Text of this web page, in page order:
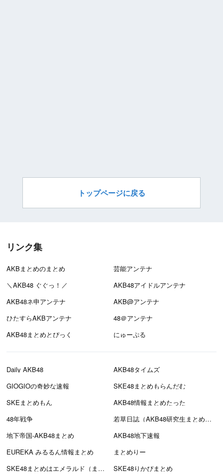
トップページに戻る
リンク集
AKBまとめのまとめ
芸能アンテナ
＼AKB48 ぐぐっ！／
AKB48アイドルアンテナ
AKB48ネ申アンテナ
AKB@アンテナ
ひたすらAKBアンテナ
48＠アンテナ
AKB48まとめとぴっく
にゅーぷる
Daily AKB48
AKB48タイムズ
GIOGIOの奇妙な速報
SKE48まとめもらんだむ
SKEまとめもん
AKB48情報まとめたった
48年戦争
若草日誌（AKB48研究生まとめブログ）
地下帝国-AKB48まとめ
AKB48地下速報
EUREKA みるるん情報まとめ
まとめりー
SKE48まとめはエメラルド（まとえめ）
SKE48りかぴまとめ